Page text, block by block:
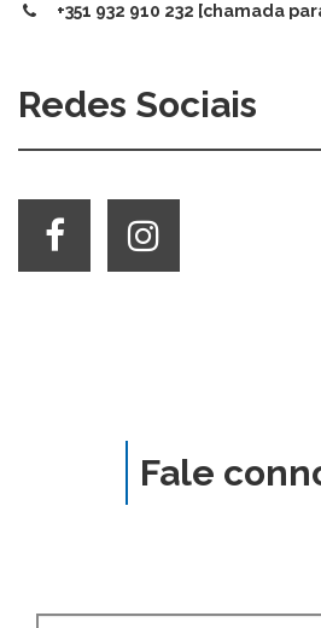
+351 932 910 232 [chamada
Redes Sociais
Fale